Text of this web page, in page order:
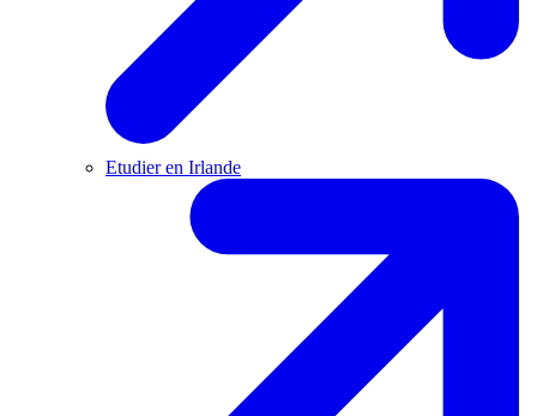
Etudier en Irlande